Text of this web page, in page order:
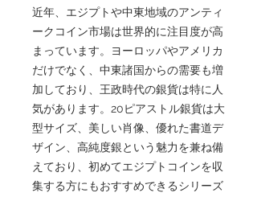
近年、エジプトや中東地域のアンティ
ークコイン市場は世界的に注目度が高
まっています。ヨーロッパやアメリカ
だけでなく、中東諸国からの需要も増
加しており、王政時代の銀貨は特に人
気があります。20ピアストル銀貨は大
型サイズ、美しい肖像、優れた書道デ
ザイン、高純度銀という魅力を兼ね備
えており、初めてエジプトコインを収
集する方にもおすすめできるシリーズ